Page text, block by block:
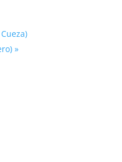
»